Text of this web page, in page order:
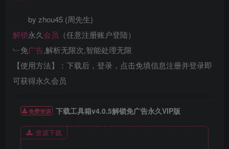
by zhou45 (周先生)
解锁永久会员 （任意注册账户登陆）
﹂免广告,解析无限次,智能处理无限
【使用方法】：下载后，登录，点击免填信息注册并登录即
可获得永久会员
免费资源 下载工具箱v4.0.5解锁免广告永久VIP版
资源下载